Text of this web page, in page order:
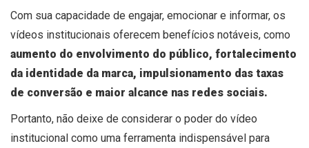
Com sua capacidade de engajar, emocionar e informar, os
vídeos institucionais oferecem benefícios notáveis, como
aumento do envolvimento do público, fortalecimento
da identidade da marca, impulsionamento das taxas
de conversão e maior alcance nas redes sociais.
Portanto, não deixe de considerar o poder do vídeo
institucional como uma ferramenta indispensável para